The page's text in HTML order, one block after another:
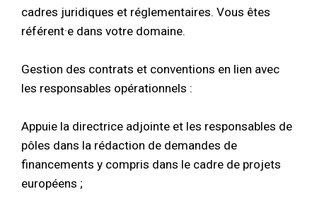
cadres juridiques et réglementaires. Vous êtes
référent·e dans votre domaine.
Gestion des contrats et conventions en lien avec
les responsables opérationnels :
Appuie la directrice adjointe et les responsables de
pôles dans la rédaction de demandes de
financements y compris dans le cadre de projets
européens ;